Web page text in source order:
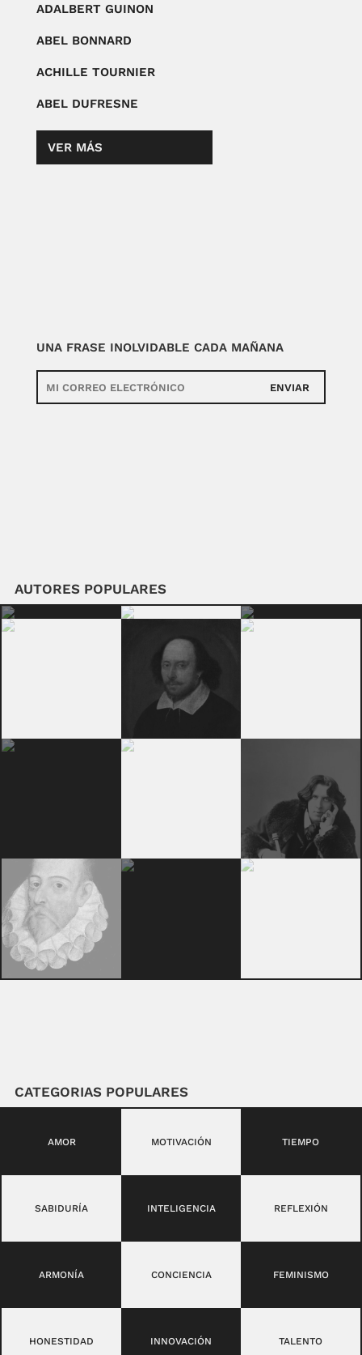
ADALBERT GUINON
ABEL BONNARD
ACHILLE TOURNIER
ABEL DUFRESNE
VER MÁS
UNA FRASE INOLVIDABLE CADA MAÑANA
ENVIAR
AUTORES POPULARES
CATEGORIAS POPULARES
AMOR MOTIVACIÓN TIEMPO
SABIDURÍA INTELIGENCIA REFLEXIÓN
ARMONÍA CONCIENCIA FEMINISMO
HONESTIDAD INNOVACIÓN TALENTO